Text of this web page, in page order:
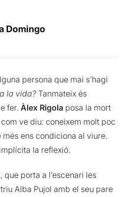
Domingo
persona que mai s’hagi
la vida? Tanmateix és
fer.Àlex Rigola posa la mort
ve diu: coneixem molt poc
ens condiciona al viure.
la reflexió.
porta a l’escenari les
Alba Pujol amb el seu pare